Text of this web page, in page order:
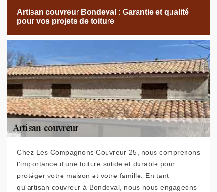
Artisan couvreur Bondeval : Garantie et qualité
pour vos projets de toiture
Chez Les Compagnons Couvreur 25, nous comprenons
l'importance d'une toiture solide et durable pour
protéger votre maison et votre famille. En tant
qu'artisan couvreur à Bondeval, nous nous engageons